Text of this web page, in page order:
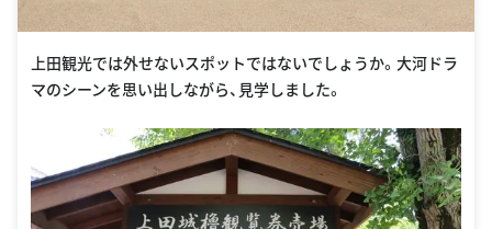
上田観光では外せないスポットではないでしょうか。大河ドラ
マのシーンを思い出しながら、見学しました。